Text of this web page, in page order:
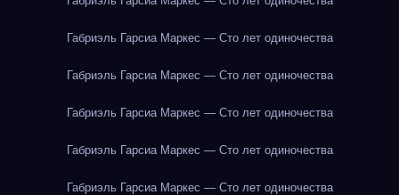
Габриэль Гарсиа Маркес — Сто лет одиночества
Габриэль Гарсиа Маркес — Сто лет одиночества
Габриэль Гарсиа Маркес — Сто лет одиночества
Габриэль Гарсиа Маркес — Сто лет одиночества
Габриэль Гарсиа Маркес — Сто лет одиночества